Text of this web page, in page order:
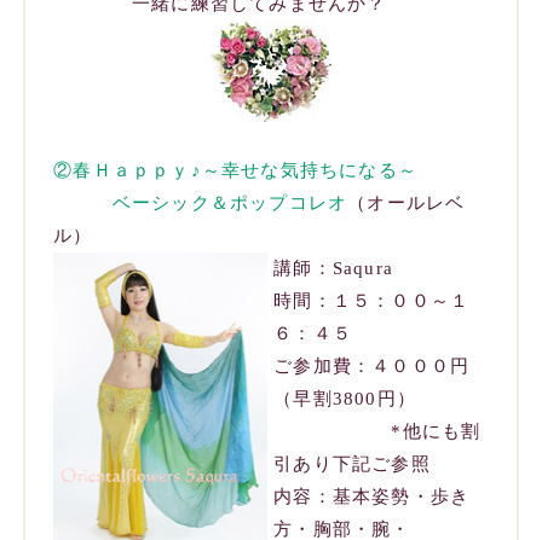
②春Ｈａｐｐｙ♪～幸せな気持ちになる～
ベーシック＆ポップコレオ
（オールレベ
ル）
講師：Saqura
時間：１５：００～１
６：４５
ご参加費：４０００円
（早割3800円）
*他にも割
引あり下記ご参照
内容：基本姿勢・歩き
方・胸部・腕・